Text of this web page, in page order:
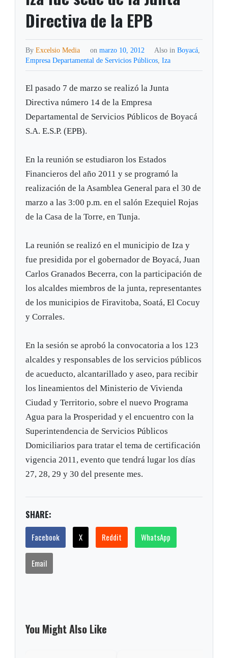
Directiva de la EPB
ByExcelsio Media on marzo 10, 2012 Also in Boyacá,
Empresa Departamental de Servicios Públicos,Iza
El pasado 7 de marzo se realizó la Junta
Directiva número 14 de la Empresa
Departamental de Servicios Públicos de Boyacá
S.A. E.S.P. (EPB).
En la reunión se estudiaron los Estados
Financieros del año 2011 y se programó la
realización de la Asamblea General para el 30 de
marzo a las 3:00 p.m. en el salón Ezequiel Rojas
de la Casa de la Torre, en Tunja.
La reunión se realizó en el municipio de Iza y
fue presidida por el gobernador de Boyacá, Juan
Carlos Granados Becerra, con la participación de
los alcaldes miembros de la junta, representantes
de los municipios de Firavitoba, Soatá, El Cocuy
y Corrales.
En la sesión se aprobó la convocatoria a los 123
alcaldes y responsables de los servicios públicos
de acueducto, alcantarillado y aseo, para recibir
los lineamientos del Ministerio de Vivienda
Ciudad y Territorio, sobre el nuevo Programa
Agua para la Prosperidad y el encuentro con la
Superintendencia de Servicios Públicos
Domiciliarios para tratar el tema de certificación
vigencia 2011, evento que tendrá lugar los días
27, 28, 29 y 30 del presente mes.
SHARE:
Facebook X Reddit WhatsApp
Email
You Might Also Like